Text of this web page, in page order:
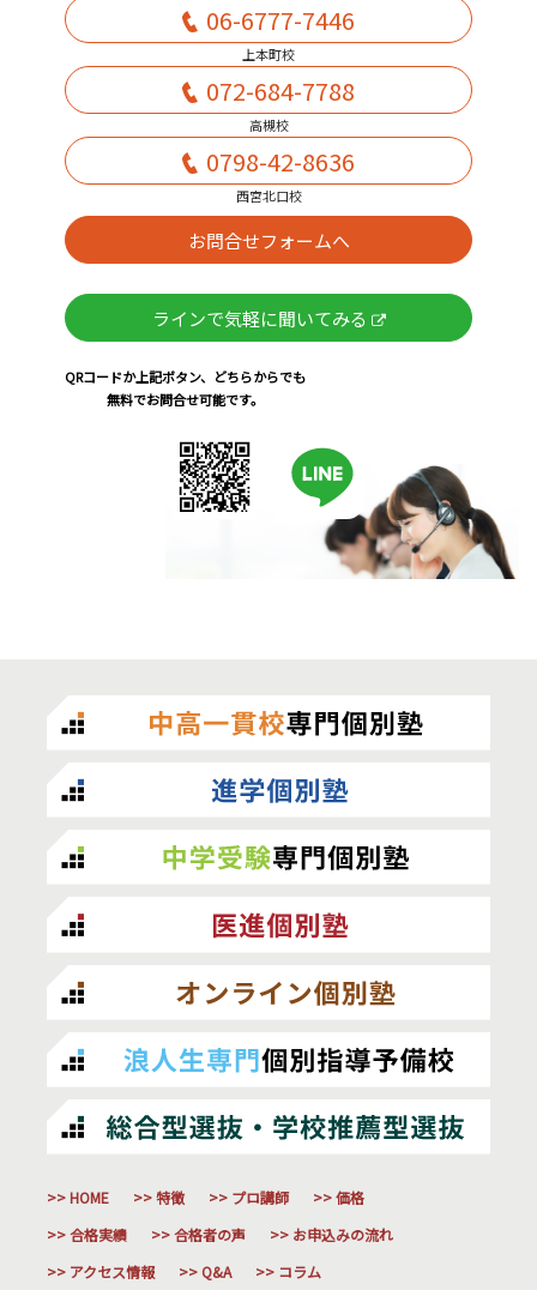
06-6777-7446
上本町校
072-684-7788
高槻校
0798-42-8636
西宮北口校
お問合せフォームへ
ラインで気軽に聞いてみる
QRコードか上記ボタン、どちらからでも
無料でお問合せ可能です。
HOME 特徴 プロ講師
価格
合格実績
合格者の声
お申込みの流れ
アクセス情報
Q&A コラム